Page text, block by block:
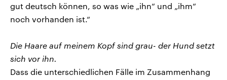
gut deutsch können, so was wie „ihn“ und „ihm“
noch vorhanden ist.“
Die Haare auf meinem Kopf sind grau- der Hund setzt
sich vor ihn.
Dass die unterschiedlichen Fälle im Zusammenhang